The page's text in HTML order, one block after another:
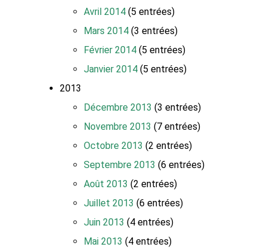
Avril 2014 (5 entrées)
Mars 2014 (3 entrées)
Février 2014 (5 entrées)
Janvier 2014 (5 entrées)
2013
Décembre 2013 (3 entrées)
Novembre 2013 (7 entrées)
Octobre 2013 (2 entrées)
Septembre 2013 (6 entrées)
Août 2013 (2 entrées)
Juillet 2013 (6 entrées)
Juin 2013 (4 entrées)
Mai 2013 (4 entrées)